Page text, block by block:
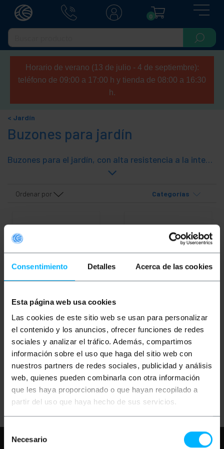
Consentimiento Detalles Acerca de las cookies
Esta página web usa cookies
Las cookies de este sitio web se usan para personalizar
el contenido y los anuncios, ofrecer funciones de redes
sociales y analizar el tráfico. Además, compartimos
información sobre el uso que haga del sitio web con
nuestros partners de redes sociales, publicidad y análisis
web, quienes pueden combinarla con otra información
que les haya proporcionado o que hayan recopilado a
partir del uso que haya hecho de sus servicios.
Selección
Necesario
0
Horario de verano (13 de julio - 4 de septiembre):
teléfono de 09:00 a 17:00 h y tienda de 08:00 a 16:30
h.
Jardín
Buzones para jardín
Buzones para el jardín, con alta resistencia a la intemperie y gran capacidad. Modelos para ser instalados en exterior para la recepción de cartas, paquetes, publicidad, etc.
Ordenar por Categorías
PRIMEMATIK
Bocacartas correo para
puertas y vallas en
acero blanco 364 x 71
mm
PVP
9,83€
9,83€ IVA inc.
PVD
9,34€
Entrega inmediata REF: BZ097
Cantidad
Bocacartas correo para
puertas y vallas en
PVP
9,83€
9,83 € IVA inc.
PVD
9,34€
REF: BZ096
AVÍSAME CUANDO
Necesita ayuda?